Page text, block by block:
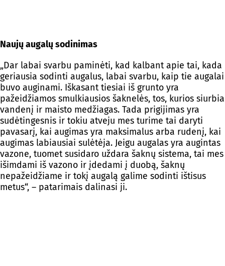
Naujų augalų sodinimas
„Dar labai svarbu paminėti, kad kalbant apie tai, kada
geriausia sodinti augalus, labai svarbu, kaip tie augalai
buvo auginami. Iškasant tiesiai iš grunto yra
pažeidžiamos smulkiausios šaknelės, tos, kurios siurbia
vandenį ir maisto medžiagas. Tada prigijimas yra
sudėtingesnis ir tokiu atveju mes turime tai daryti
pavasarį, kai augimas yra maksimalus arba rudenį, kai
augimas labiausiai sulėtėja. Jeigu augalas yra augintas
vazone, tuomet susidaro uždara šaknų sistema, tai mes
išimdami iš vazono ir įdedami į duobą, šaknų
nepažeidžiame ir tokį augalą galime sodinti ištisus
metus“, – patarimais dalinasi ji.